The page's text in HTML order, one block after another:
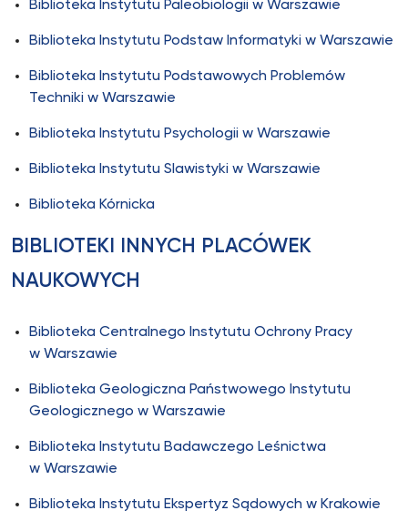
Biblioteka Instytutu Paleobiologii w Warszawie
Biblioteka Instytutu Podstaw Informatyki w Warszawie
Biblioteka Instytutu Podstawowych Problemów
Techniki w Warszawie
Biblioteka Instytutu Psychologii w Warszawie
Biblioteka Instytutu Slawistyki w Warszawie
Biblioteka Kórnicka
BIBLIOTEKI INNYCH PLACÓWEK
NAUKOWYCH
Biblioteka Centralnego Instytutu Ochrony Pracy
w Warszawie
Biblioteka Geologiczna Państwowego Instytutu
Geologicznego w Warszawie
Biblioteka Instytutu Badawczego Leśnictwa
w Warszawie
Biblioteka Instytutu Ekspertyz Sądowych w Krakowie